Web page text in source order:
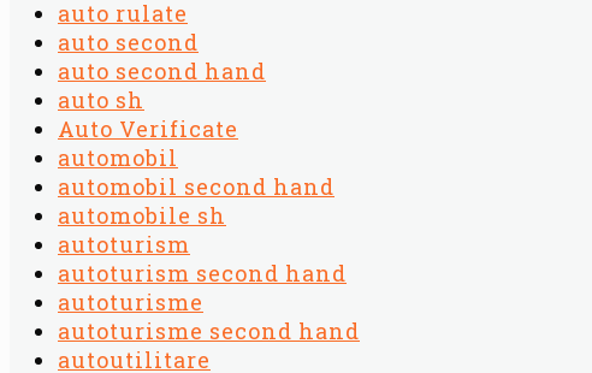
auto rulate
auto second
auto second hand
auto sh
Auto Verificate
automobil
automobil second hand
automobile sh
autoturism
autoturism second hand
autoturisme
autoturisme second hand
autoutilitare